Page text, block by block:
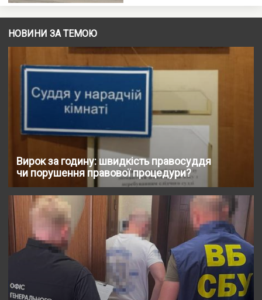
НОВИНИ ЗА ТЕМОЮ
Вирок за годину: швидкість правосуддя
чи порушення правової процедури?